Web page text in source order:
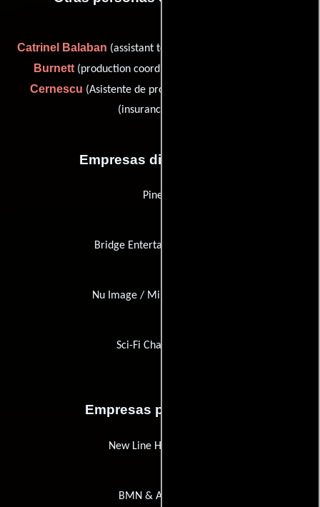
Catrinel Balaban (assistant to second unit director),
Burnett(production coordinator: Los Angeles),
Cernescu (Asistente de producción) y
(insurance broker)
Empresas distribuidoras
Pinema
Bridge Entertainment Group
Nu Image / Millennium Films
Sci-Fi Channel, The
Empresas productoras
New Line Home Video
BMN & Asociados